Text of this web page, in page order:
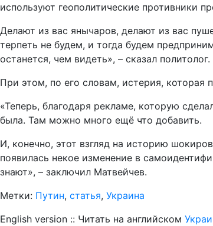
используют геополитические противники
Делают из вас янычаров, делают из вас
терпеть не будем, и тогда будем
останется, чем видеть», – сказал политолог.
При этом, по его словам, истерия, которая
«Теперь, благодаря рекламе, которую
была. Там можно много ещё что добавить.
И, конечно, этот взгляд на историю
появилась некое изменение в
знают», – заключил Матвейчев.
Метки: Путин, статья, Украина
English version :: Читать на английском